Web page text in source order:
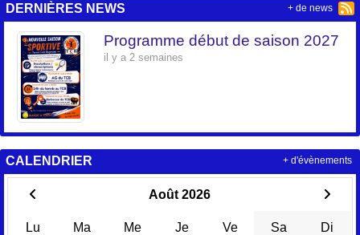
DERNIÈRES NEWS
Programme début de saison 2027
il y a 2 semaines
+ de news
CALENDRIER
Août 2026
Lu Ma Me Je Ve Sa Di
+ d'évènements